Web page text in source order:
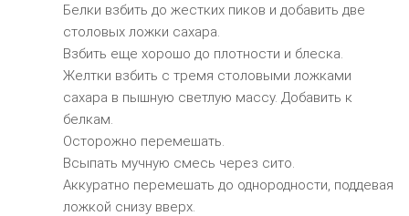
Белки взбить до жестких пиков и добавить две
столовых ложки сахара.
Взбить еще хорошо до плотности и блеска.
Желтки взбить с тремя столовыми ложками
сахара в пышную светлую массу. Добавить к
белкам.
Осторожно перемешать.
Всыпать мучную смесь через сито.
Аккуратно перемешать до однородности, поддевая
ложкой снизу вверх.